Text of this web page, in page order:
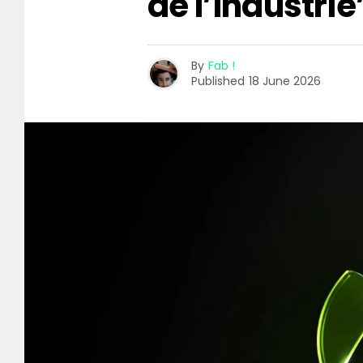
By Fab !
Published 18 June 2026